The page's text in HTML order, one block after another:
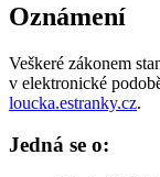
Oznámení
Veškeré zákonem
v elektronické
loucka.estranky.cz.
Jedná se o: